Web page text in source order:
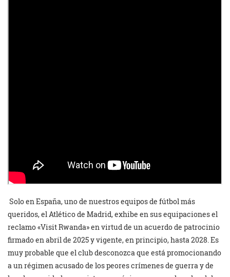
Solo en España, uno de nuestros equipos de fútbol más
queridos, el Atlético de Madrid, exhibe en sus equipaciones el
reclamo «Visit Rwanda» en virtud de un acuerdo de patrocinio
firmado en abril de 2025 y vigente, en principio, hasta 2028. Es
muy probable que el club desconozca que está promocionando
a un régimen acusado de los peores crímenes de guerra y de